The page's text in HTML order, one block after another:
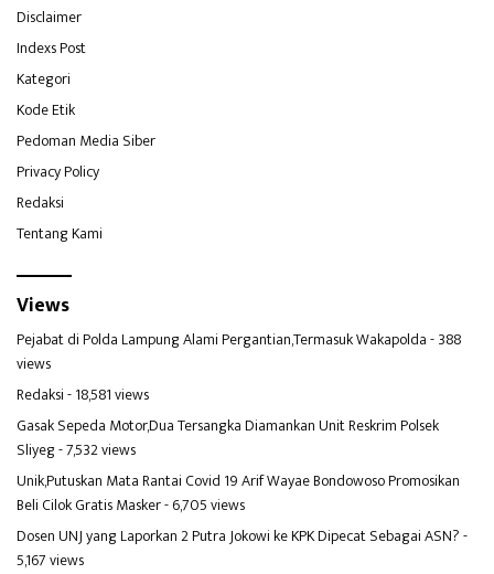
Disclaimer
Indexs Post
Kategori
Kode Etik
Pedoman Media Siber
Privacy Policy
Redaksi
Tentang Kami
Views
Pejabat di Polda Lampung Alami Pergantian,Termasuk Wakapolda- 388
views
Redaksi- 18,581 views
Gasak Sepeda Motor,Dua Tersangka Diamankan Unit Reskrim Polsek
Sliyeg- 7,532 views
Unik,Putuskan Mata Rantai Covid 19 Arif Wayae Bondowoso Promosikan
Beli Cilok Gratis Masker- 6,705 views
Dosen UNJ yang Laporkan 2 Putra Jokowi ke KPK Dipecat Sebagai ASN?-
5,167 views